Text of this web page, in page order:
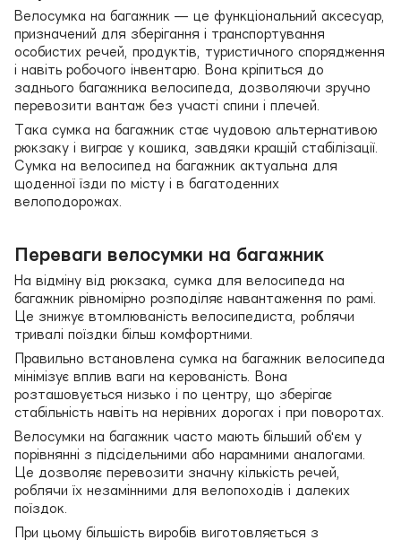
Велосумка на багажник — це функціональний аксесуар,
призначений для зберігання і транспортування
особистих речей, продуктів, туристичного спорядження
і навіть робочого інвентарю. Вона кріпиться до
заднього багажника велосипеда, дозволяючи зручно
перевозити вантаж без участі спини і плечей.
Така сумка на багажник стає чудовою альтернативою
рюкзаку і виграє у кошика, завдяки кращій стабілізації.
Сумка на велосипед на багажник актуальна для
щоденної їзди по місту і в багатоденних
велоподорожах.
Переваги велосумки на багажник
На відміну від рюкзака, сумка для велосипеда на
багажник рівномірно розподіляє навантаження по рамі.
Це знижує втомлюваність велосипедиста, роблячи
тривалі поїздки більш комфортними.
Правильно встановлена сумка на багажник велосипеда
мінімізує вплив ваги на керованість. Вона
розташовується низько і по центру, що зберігає
стабільність навіть на нерівних дорогах і при поворотах.
Велосумки на багажник часто мають більший об'єм у
порівнянні з підсідельними або нарамними аналогами.
Це дозволяє перевозити значну кількість речей,
роблячи їх незамінними для велопоходів і далеких
поїздок.
При цьому більшість виробів виготовляється з